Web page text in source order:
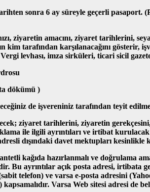
sonra 6 ay süreyle geçerli pasaport.
ziyaretin amacını, ziyaret tarihlerini,
kim tarafından karşılanacağını gösterir,
levhası, imza sirküleri, ticari sicil
dökümü )
de işvereniniz tarafından teyit
ziyaret tarihlerini, ziyaretin
ile ilgili ayrıntıları ve irtibat
dışındaki davet mektupları
kağıda hazırlanmalı ve doğrulama
Bu ayrıntılar açık posta adresi, irtibata
telefon) ve varsa e-posta adresini
Varsa Web sitesi adresi de